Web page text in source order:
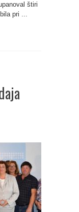
štiri
pri ...